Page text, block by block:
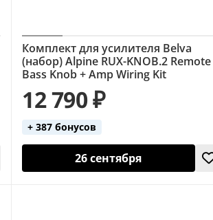
Комплект для усилителя Belva
(набор) Alpine RUX-KNOB.2 Remote
Bass Knob + Amp Wiring Kit
12 790 ₽
+ 387 бонусов
26 сентября